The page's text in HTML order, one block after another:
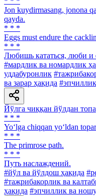
Jon kuydirmasang, jonona
qayda.
* * *
Eggs must endure the
* * *
Любишь кататься, люби и
#мардлик ва номардлик
уддабуронлик
ва зарар ҳақида
Йўлга чиққан йўлдан
* * *
Yo‘lga chiqqan yo‘ldan
* * *
The primrose path.
* * *
Путь наслаждений.
#йўл ва йўлдош ҳақида
#тажрибакорлик ва
ҳақида #эпчиллик ва